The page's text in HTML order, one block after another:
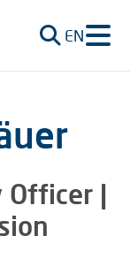
EN
Officer |